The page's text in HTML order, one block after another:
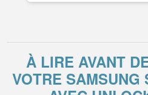
À LIRE AVANT
VOTRE SAMSUNG